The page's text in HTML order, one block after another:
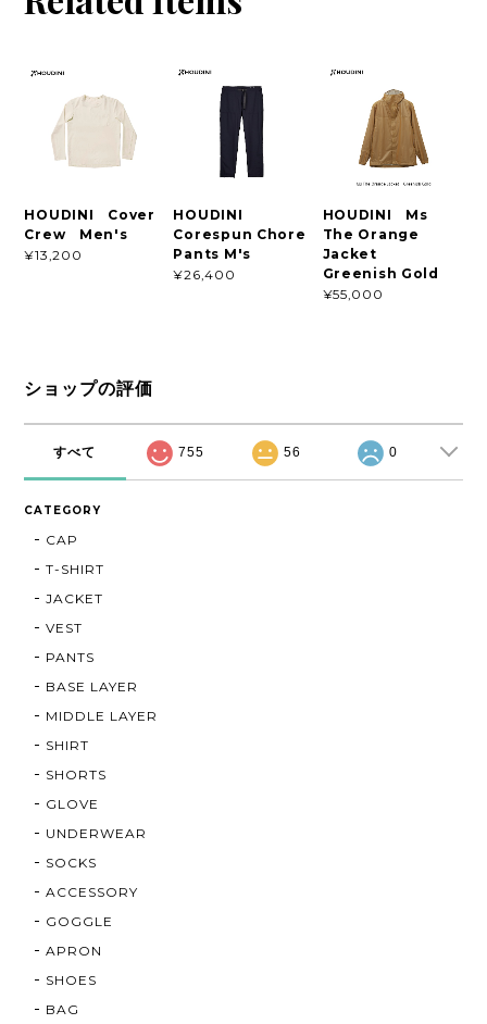
HOUDINI Cover
Crew Men's
¥13,200
HOUDINI
Corespun Chore
Pants M's
¥26,400
HOUDINI Ms
The Orange
Jacket
Greenish Gold
¥55,000
ショップの評価
すべて 755 56 0
CATEGORY
CAP
T-SHIRT
JACKET
VEST
PANTS
BASE LAYER
MIDDLE LAYER
SHIRT
SHORTS
GLOVE
UNDERWEAR
SOCKS
ACCESSORY
GOGGLE
APRON
SHOES
BAG